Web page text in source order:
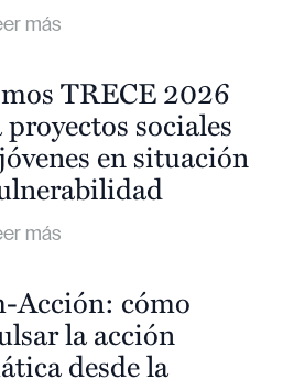
TRECE 2026
sociales
en situación
Acción: cómo
la acción
desde la